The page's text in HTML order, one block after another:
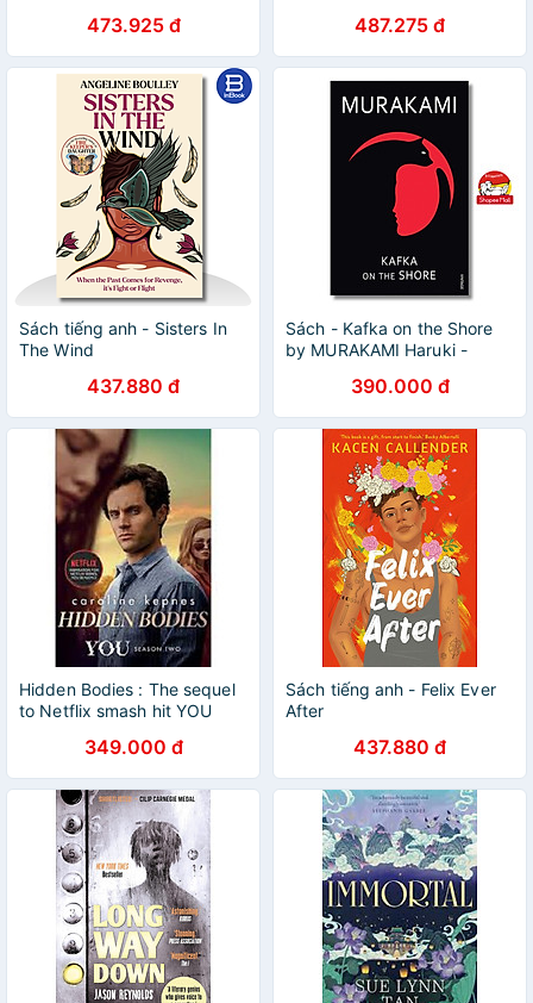
473.925 đ 487.275 đ
Sách tiếng anh - Sisters In
The Wind
437.880 đ
Sách - Kafka on the Shore
by MURAKAMI Haruki -
Seller/Science Fiction &
Fantasy
390.000 đ
Hidden Bodies : The sequel
to Netflix smash hit YOU
349.000 đ
Sách tiếng anh - Felix Ever
After
437.880 đ